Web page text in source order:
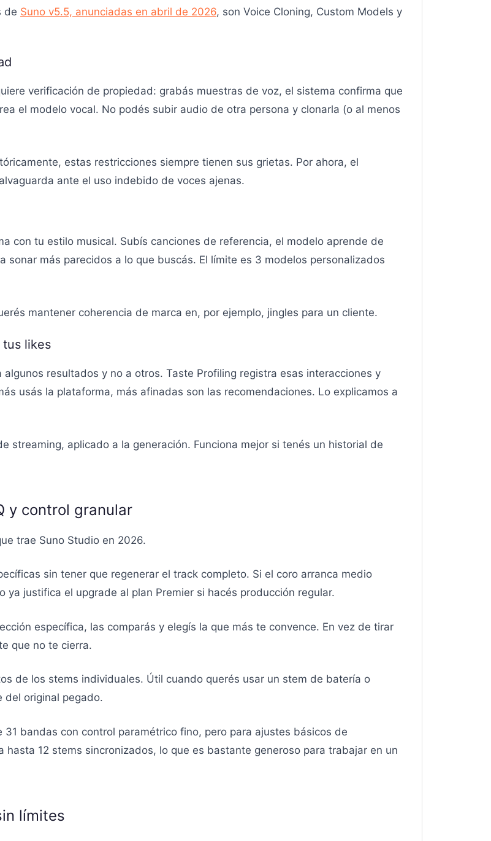
de Suno v5.5, anunciadas en abril de 2026, son Voice Cloning, Custom Models y
verificación de propiedad: grabás muestras de voz, el sistema confirma que
el modelo vocal. No podés subir audio de otra persona y clonarla (o al menos
estas restricciones siempre tienen sus grietas. Por ahora, el
ante el uso indebido de voces ajenas.
con tu estilo musical. Subís canciones de referencia, el modelo aprende de
sonar más parecidos a lo que buscás. El límite es 3 modelos personalizados
mantener coherencia de marca en, por ejemplo, jingles para un cliente.
tus likes
resultados y no a otros. Taste Profiling registra esas interacciones y
usás la plataforma, más afinadas son las recomendaciones. Lo explicamos a
streaming, aplicado a la generación. Funciona mejor si tenés un historial de
y control granular
trae Suno Studio en 2026.
sin tener que regenerar el track completo. Si el coro arranca medio
justifica el upgrade al plan Premier si hacés producción regular.
específica, las comparás y elegís la que más te convence. En vez de tirar
que no te cierra.
de los stems individuales. Útil cuando querés usar un stem de batería o
del original pegado.
bandas con control paramétrico fino, pero para ajustes básicos de
hasta 12 stems sincronizados, lo que es bastante generoso para trabajar en un
límites